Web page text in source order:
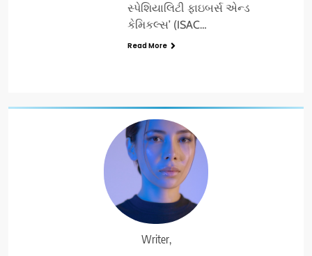
Writer,
સ્પેશિયાલિટી ફાઇબર્સ એન્ડ
કેમિકલ્સ’ (ISAC…
Read More